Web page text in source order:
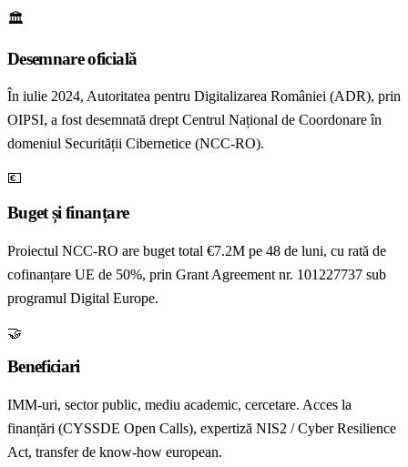
🏛️
Desemnare oficială
În iulie 2024, Autoritatea pentru Digitalizarea României (ADR), prin
OIPSI, a fost desemnată drept Centrul Național de Coordonare în
domeniul Securității Cibernetice (NCC-RO).
💶
Buget și finanțare
Proiectul NCC-RO are buget total €7.2M pe 48 de luni, cu rată de
cofinanțare UE de 50%, prin Grant Agreement nr. 101227737 sub
programul Digital Europe.
🤝
Beneficiari
IMM-uri, sector public, mediu academic, cercetare. Acces la
finanțări (CYSSDE Open Calls), expertiză NIS2 / Cyber Resilience
Act, transfer de know-how european.